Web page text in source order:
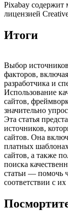
Pixabay
лицензией
Итоги
Выбор
факторов,
разработчика и
Использование
сайтов,
значительно
Эта статья
источников,
сайтов. Она
платных
сайтов, а также
поиска
статьи — помочь
соответствии с